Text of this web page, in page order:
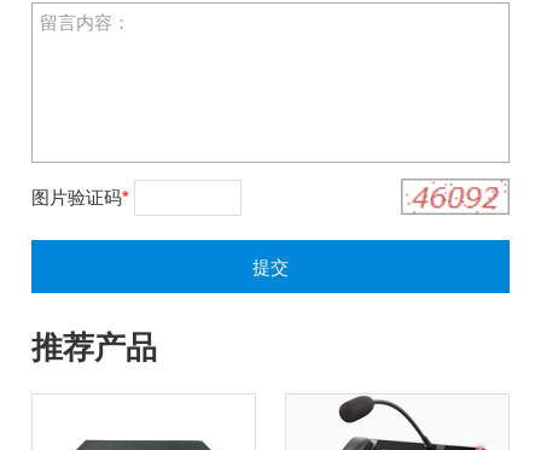
图片验证码*
推荐产品